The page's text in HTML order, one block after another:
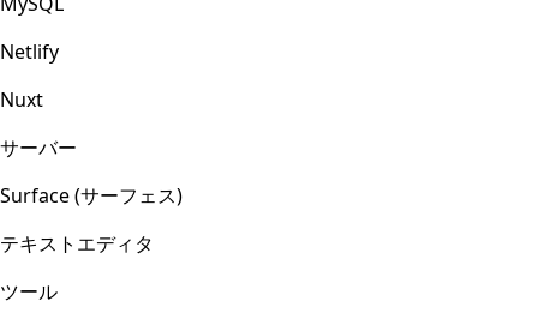
Netlify
Nuxt
サーバー
Surface (サーフェス)
テキストエディタ
ツール